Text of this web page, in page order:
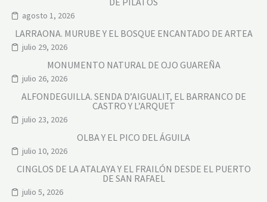
agosto 1, 2026
LARRAONA. MURUBE Y EL BOSQUE ENCANTADO DE ARTEA
julio 29, 2026
MONUMENTO NATURAL DE OJO GUAREÑA
julio 26, 2026
ALFONDEGUILLA. SENDA D’AIGUALIT, EL BARRANCO DE
CASTRO Y L’ARQUET
julio 23, 2026
OLBA Y EL PICO DEL ÁGUILA
julio 10, 2026
CINGLOS DE LA ATALAYA Y EL FRAILÓN DESDE EL PUERTO
DE SAN RAFAEL
julio 5, 2026